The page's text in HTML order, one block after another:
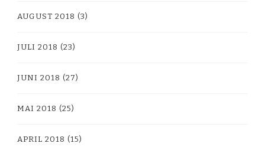
AUGUST 2018 (3)
JULI 2018 (23)
JUNI 2018 (27)
MAI 2018 (25)
APRIL 2018 (15)